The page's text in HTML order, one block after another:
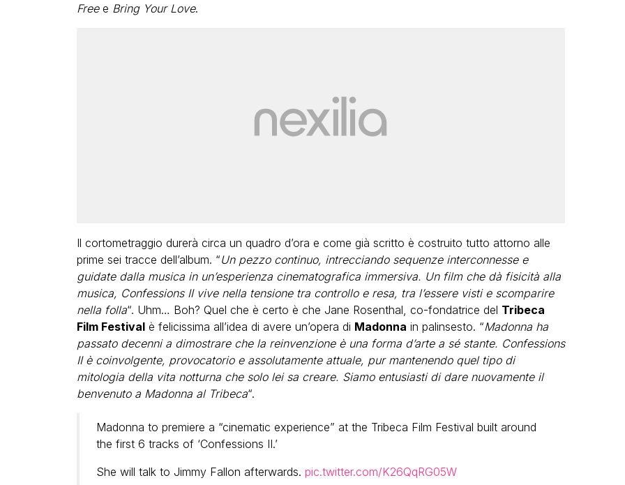
Freee Bring Your Love.
Il cortometraggio durerà circa un quadro d’ora e come già scritto è costruito tutto attorno alle
prime sei tracce dell’album. “Un pezzo continuo, intrecciando sequenze interconnesse e
guidate dalla musica in un’esperienza cinematografica immersiva. Un film che dà fisicità alla
musica, Confessions II vive nella tensione tra controllo e resa, tra l’essere visti e scomparire
nella folla“. Uhm… Boh? Quel che è certo è che Jane Rosenthal, co-fondatrice del Tribeca
Film Festivalè felicissima all’idea di avere un’opera di Madonna in palinsesto. “Madonna ha
passato decenni a dimostrare che la reinvenzione è una forma d’arte a sé stante. Confessions
II è coinvolgente, provocatorio e assolutamente attuale, pur mantenendo quel tipo di
mitologia della vita notturna che solo lei sa creare. Siamo entusiasti di dare nuovamente il
benvenuto a Madonna al Tribeca“.
Madonna to premiere a “cinematic experience” at the Tribeca Film Festival built around
the first 6 tracks of ‘Confessions II.’
She will talk to Jimmy Fallon afterwards. pic.twitter.com/K26QqRG05W